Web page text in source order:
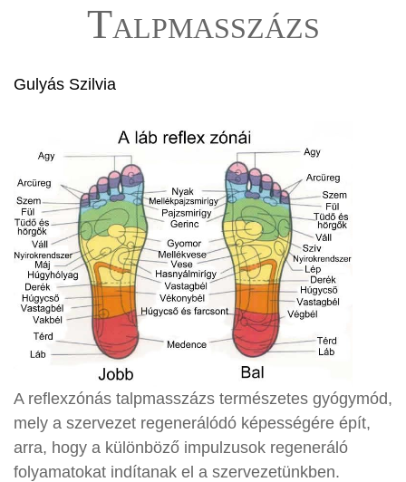
Talpmasszázs
Gulyás Szilvia
A reflexzónás talpmasszázs természetes gyógymód,
mely a szervezet regenerálódó képességére épít,
arra, hogy a különböző impulzusok regeneráló
folyamatokat indítanak el a szervezetünkben.